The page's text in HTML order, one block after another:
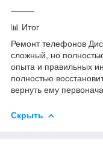
⸻
📊 Итог
Ремонт телефонов
сложный, но
опыта и правильных
полностью
вернуть ему
Скрыть